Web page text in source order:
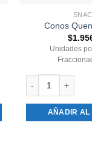
Conos
$
Unidades
AÑADIR AL